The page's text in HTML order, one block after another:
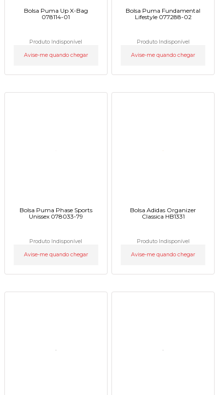
Bolsa Puma Up X-Bag
078114-01
Produto Indisponível
Avise-me quando chegar
Bolsa Puma Fundamental
Lifestyle 077288-02
Produto Indisponível
Avise-me quando chegar
Bolsa Puma Phase Sports
Unissex 078033-79
Produto Indisponível
Avise-me quando chegar
Bolsa Adidas Organizer
Classica HB1331
Produto Indisponível
Avise-me quando chegar